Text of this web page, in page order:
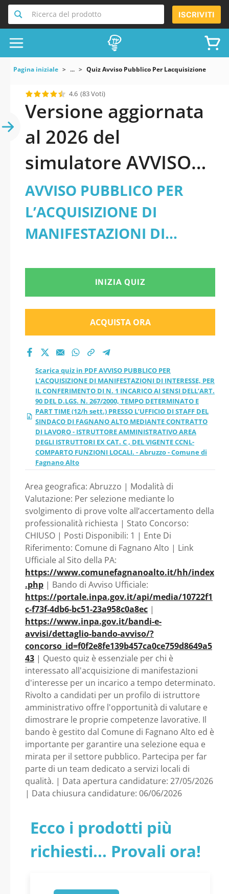
Ricerca del prodotto ISCRIVITI
Pagina iniziale ... Quiz Avviso Pubblico Per Lacquisizione Di
4.6 (83 Voti)
Versione aggiornata
al 2026 del
simulatore AVVISO
PUBBLICO PER
L’ACQUISIZIONE DI
MANIFESTAZIONI DI
INTERESSE, PER IL
CONFERIMENTO DI
N. 1 INCARICO AI
SENSI DELL’ART. 90
DEL D.LGS. N.
267/2000, TEMPO
DETERMINATO E
PART TIME (12/h
sett.) PRESSO
L’UFFICIO DI STAFF
DEL SINDACO DI
FAGNANO ALTO
MEDIANTE
CONTRATTO DI
LAVORO -
ISTRUTTORE
AMMINISTRATIVO
AREA DEGLI
ISTRUTTORI EX CAT. C
, DEL VIGENTE CCNL-
COMPARTO
FUNZIONI LOCALI. -
Abruzzo - Comune di
Fagnano Alto
AVVISO PUBBLICO PER
L’ACQUISIZIONE DI
MANIFESTAZIONI DI
CONFERIMENTO DI N. 1
INCARICO AI SENSI
DELL’ART. 90 DEL D.LGS. N.
267/2000, TEMPO
DETERMINATO E PART
TIME (12/h sett.) PRESSO
L’UFFICIO DI STAFF DEL
SINDACO DI FAGNANO
ALTO MEDIANTE
CONTRATTO DI LAVORO -
ISTRUTTORE
AMMINISTRATIVO AREA
DEGLI ISTRUTTORI EX CAT.
C , DEL VIGENTE CCNL-
COMPARTO FUNZIONI
LOCALI. - Abruzzo -
Comune di Fagnano Alto
INIZIA QUIZ
ACQUISTA ORA
Scarica quiz in PDF AVVISO PUBBLICO PER
L’ACQUISIZIONE DI MANIFESTAZIONI DI INTERESSE, PER
IL CONFERIMENTO DI N. 1 INCARICO AI SENSI DELL’ART.
90 DEL D.LGS. N. 267/2000, TEMPO DETERMINATO E
PART TIME (12/h sett.) PRESSO L’UFFICIO DI STAFF DEL
SINDACO DI FAGNANO ALTO MEDIANTE CONTRATTO
DI LAVORO - ISTRUTTORE AMMINISTRATIVO AREA
DEGLI ISTRUTTORI EX CAT. C , DEL VIGENTE CCNL-
COMPARTO FUNZIONI LOCALI. - Abruzzo - Comune di
Fagnano Alto
Area geografica: Abruzzo | Modalità di
Valutazione: Per selezione mediante lo
svolgimento di prove volte all’accertamento della
professionalità richiesta | Stato Concorso:
CHIUSO | Posti Disponibili: 1 | Ente Di
Riferimento: Comune di Fagnano Alto | Link
Ufficiale al Sito della PA:
https://www.comunefagnanoalto.it/hh/index
.php | Bando di Avviso Ufficiale:
https://portale.inpa.gov.it/api/media/10722f1
c-f73f-4db6-bc51-23a958c0a8ec |
https://www.inpa.gov.it/bandi-e-
avvisi/dettaglio-bando-avviso/?
concorso_id=f0f2e8fe139b457ca0ce759d8649a5
43 | Questo quiz è essenziale per chi è
interessato all'acquisizione di manifestazioni
d'interesse per un incarico a tempo determinato.
Rivolto a candidati per un profilo di istruttore
amministrativo offre l'opportunità di valutare e
dimostrare le proprie competenze lavorative. Il
bando è gestito dal Comune di Fagnano Alto ed è
importante per garantire una selezione equa e
mirata per il settore pubblico. Partecipa per far
parte di un team dedicato a servizi locali di
qualità. | Data apertura candidature: 27/05/2026
| Data chiusura candidature: 06/06/2026
Ecco i prodotti più
richiesti... Provali ora!